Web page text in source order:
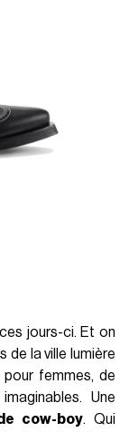
jours-ci. Et on
de la ville lumière
femmes, de
Une
cow-boy. Qui